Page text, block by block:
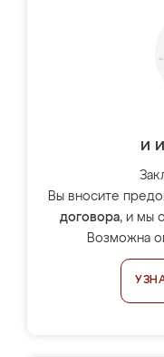
и
Вы вносите
договора, и мы
Возможна